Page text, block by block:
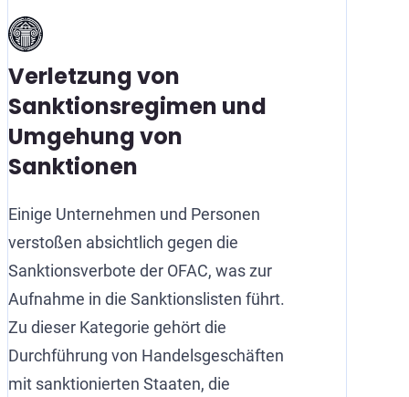
Verletzung von
Sanktionsregimen und
Umgehung von
Sanktionen
Einige Unternehmen und Personen
verstoßen absichtlich gegen die
Sanktionsverbote der OFAC, was zur
Aufnahme in die Sanktionslisten führt.
Zu dieser Kategorie gehört die
Durchführung von Handelsgeschäften
mit sanktionierten Staaten, die